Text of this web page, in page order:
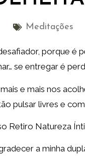
Meditações
porque é
se entregar é
e mais nos
pulsar livres e
Retiro Natureza
a minha